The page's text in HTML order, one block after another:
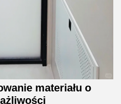
materiału o